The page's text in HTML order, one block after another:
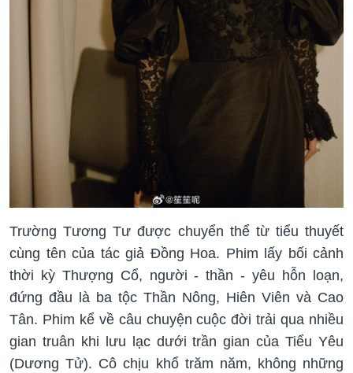
Trường Tương Tư được chuyển thể từ tiểu thuyết
cùng tên của tác giả Đồng Hoa. Phim lấy bối cảnh
thời kỳ Thượng Cổ, người - thần - yêu hỗn loạn,
đứng đầu là ba tộc Thần Nông, Hiên Viên và Cao
Tân. Phim kể về câu chuyện cuộc đời trải qua nhiều
gian truân khi lưu lạc dưới trần gian của Tiểu Yêu
(Dương Tử). Cô chịu khổ trăm năm, không những